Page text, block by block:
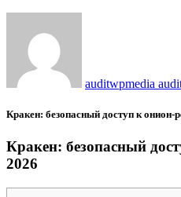
auditwpmedia
Кракен: безопасный доступ к онион-
Кракен: безопасный
2026